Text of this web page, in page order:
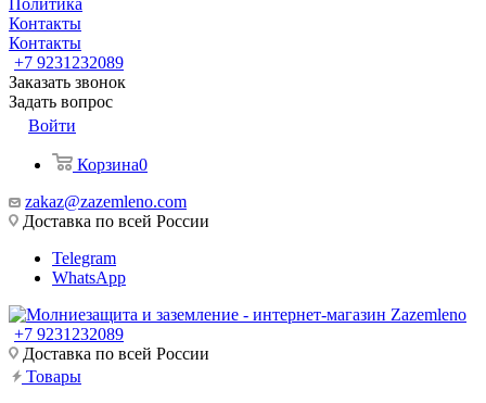
Политика
Контакты
Контакты
+7 9231232089
Заказать звонок
Задать вопрос
Войти
Корзина0
zakaz@zazemleno.com
Доставка по всей России
Telegram
WhatsApp
+7 9231232089
Доставка по всей России
Товары